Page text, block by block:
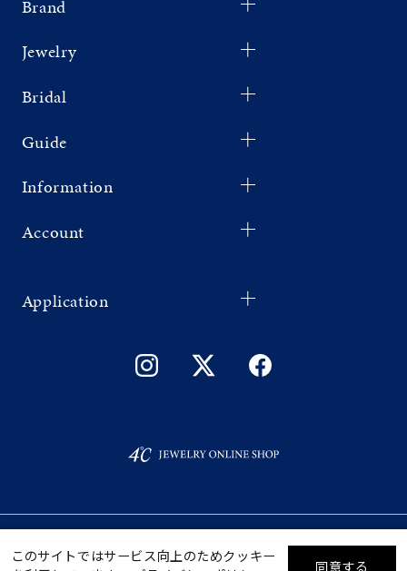
Brand
Jewelry
Bridal
Guide
Information
Account
Application
このサイトではサービス向上のためクッキー
同意する